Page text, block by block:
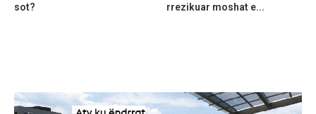
sot?
rrezikuar moshat e...